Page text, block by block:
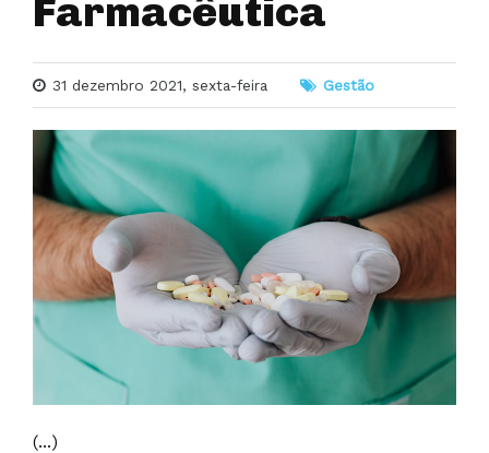
Farmacêutica
31 dezembro 2021, sexta-feira Gestão
(...)